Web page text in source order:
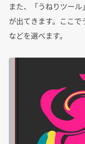
また、「うねりツー
が出てきます。ここ
などを選べます。